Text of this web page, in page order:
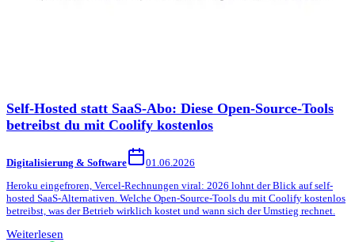
Self-Hosted statt SaaS-Abo: Diese Open-Source-Tools
betreibst du mit Coolify kostenlos
Digitalisierung & Software
01.06.2026
Heroku eingefroren, Vercel-Rechnungen viral: 2026 lohnt der Blick auf self-
hosted SaaS-Alternativen. Welche Open-Source-Tools du mit Coolify kostenlos
betreibst, was der Betrieb wirklich kostet und wann sich der Umstieg rechnet.
Weiterlesen